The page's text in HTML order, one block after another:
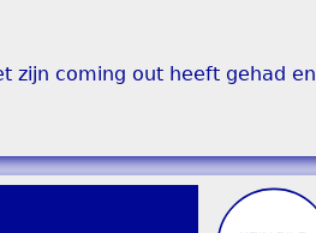
zijn coming out heeft gehad en